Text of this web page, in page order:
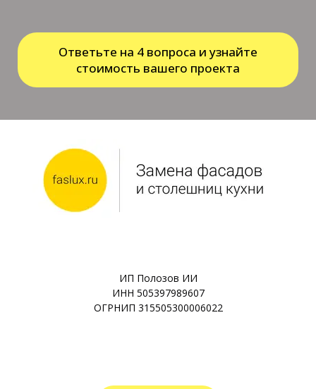
Ответьте на 4 вопроса и узнайте
стоимость вашего проекта
ИП Полозов ИИ
ИНН 505397989607
ОГРНИП 315505300006022